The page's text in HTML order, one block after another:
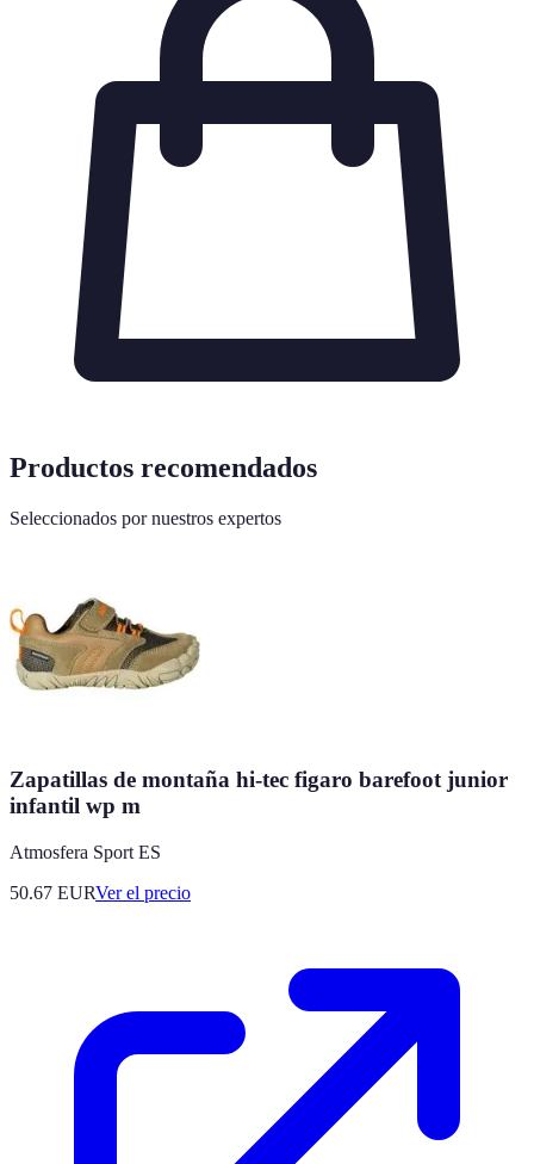
Productos recomendados
Seleccionados por nuestros expertos
Zapatillas de montaña hi-tec figaro barefoot junior
infantil wp m
Atmosfera Sport ES
50.67 EURVer el precio